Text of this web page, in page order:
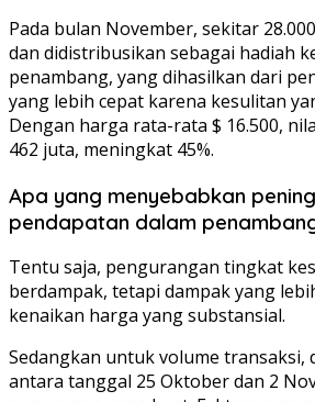
Pada bulan November, sekitar
dan didistribusikan sebagai hadiah
penambang, yang dihasilkan dari
yang lebih cepat karena kesulitan
Dengan harga rata-rata $ 16.500,
462 juta, meningkat 45%.
Apa yang menyebabkan
pendapatan dalam
Tentu saja, pengurangan tingkat
berdampak, tetapi dampak yang
kenaikan harga yang substansial.
Sedangkan untuk volume transaksi,
antara tanggal 25 Oktober dan 2